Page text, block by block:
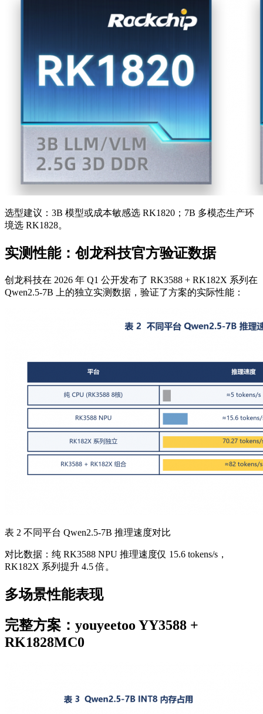
选型建议：3B 模型或成本敏感选 RK1820；7B 多模态生产环
境选 RK1828。
实测性能：创龙科技官方验证数据
创龙科技在 2026 年 Q1 公开发布了 RK3588 + RK182X 系列在
Qwen2.5-7B 上的独立实测数据，验证了方案的实际性能：
表 2 不同平台 Qwen2.5-7B 推理速度对比
对比数据：纯 RK3588 NPU 推理速度仅 15.6 tokens/s，
RK182X 系列提升 4.5 倍。
多场景性能表现
完整方案：youyeetoo YY3588 +
RK1828MC0